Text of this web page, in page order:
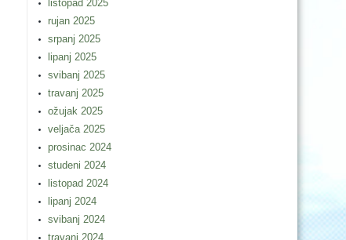
listopad 2025
rujan 2025
srpanj 2025
lipanj 2025
svibanj 2025
travanj 2025
ožujak 2025
veljača 2025
prosinac 2024
studeni 2024
listopad 2024
lipanj 2024
svibanj 2024
travanj 2024